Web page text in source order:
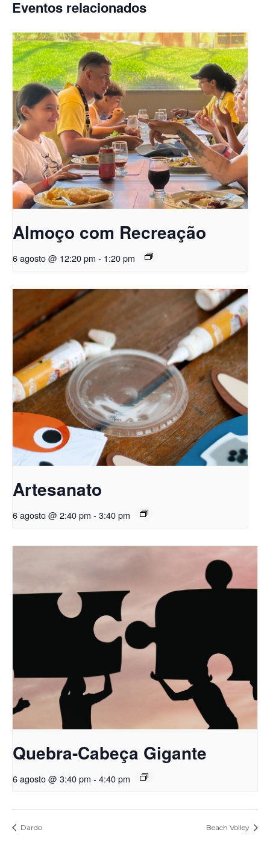
Eventos relacionados
Almoço com Recreação
6 agosto @ 12:20 pm - 1:20 pm
Artesanato
6 agosto @ 2:40 pm - 3:40 pm
Quebra-Cabeça Gigante
6 agosto @ 3:40 pm - 4:40 pm
Dardo Beach Volley